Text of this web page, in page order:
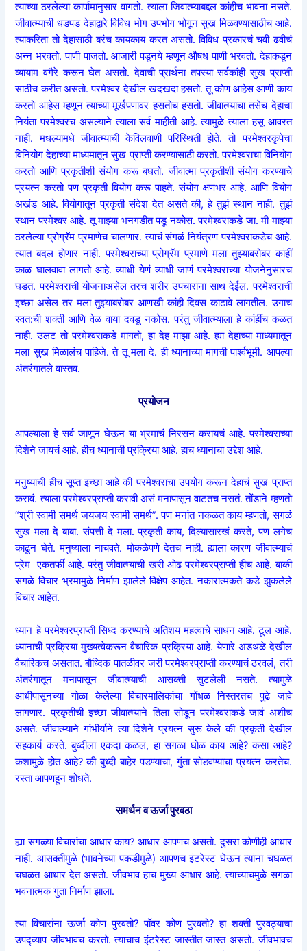
त्याच्या ठरलेल्या कार्पामानुसार वागतो. त्याला जिवात्म्याबद्दल कांहीच भावना नसते.
जीवात्म्याची धडपड देहाद्वारे विविध भोग उपभोग भोगून सुख मिळवण्यासाठीच आहे.
त्याकरिता तो देहासाठी बरंच कायकाय करत असतो. विविध प्रकारचं चवी ढवीचं
अन्न भरवतो. पाणी पाजतो. आजारी पडूनये म्हणून औषध पाणी भरवतो. देहाकडून
व्यायाम वगैरे करून घेत असतो. देवाची प्रार्थना तपस्या सर्वकांही सुख प्राप्ती
साठीच करीत असतो. परमेश्वर देखील खदखदा हसतो. तू कोण आहेस आणी काय
करतो आहेस म्हणून त्याच्या मूर्खपणावर हसतोच हसतो. जीवात्म्याचा तसेच देहाचा
नियंता परमेश्वरच असल्याने त्याला सर्व माहीती आहे. त्यामुळे त्याला हसू आवरत
नाही. मधल्यामधे जीवात्म्याची केविलवाणी परिस्थिती होते. तो परमेश्वरकृपेचा
विनियोग देहाच्या माध्यमातून सुख प्राप्ती करण्यासाठी करतो. परमेश्वराचा विनियोग
करतो आणि प्रकृतीशी संयोग करू बघतो. जीवात्मा प्रकृतीशी संयोग करण्याचे
प्रयत्न करतो पण प्रकृती वियोग करू पाहते. संयोग क्षणभर आहे. आणि वियोग
अखंड आहे. वियोगातून प्रकृती संदेश देत असते की, हे तुझं स्थान नाही. तुझं
स्थान परमेश्वर आहे. तू माझ्या भनगडीत पडू नकोस. परमेश्वराकडे जा. मी माझ्या
ठरलेल्या प्रोग्रॅम प्रमाणेच चालणार. त्याचं संगळं नियंत्रण परमेश्वराकडेच आहे.
त्यात बदल होणार नाही. परमेश्वराच्या प्रोग्रॅम प्रमाणे मला तुझ्याबरोबर कांहीं
काळ घालवावा लागतो आहे. व्याधी येणं व्याधी जाणं परमेश्वराच्या योजनेनुसारच
घडतं. परमेश्वराची योजनाअसेल तरच शरीर उपचारांना साथ देईल. परमेश्वराची
इच्छा असेल तर मला तुझ्याबरोबर आणखी कांही दिवस काढावे लागतील. उगाच
स्वत:ची शक्ती आणि वेळ वाया दवडू नकोस. परंतु जीवात्म्याला हे कांहींच कळत
नाही. उलट तो परमेश्वराकडे मागतो, हा देह माझा आहे. ह्या देहाच्या माध्यमातून
मला सुख मिळालंच पाहिजे. ते तू मला दे. ही ध्यानाच्या मागची पार्श्वभूमी. आपल्या
अंतरंगातले वास्तव.
प्रयोजन
आपल्याला हे सर्व जाणून घेऊन या भ्रमाचं निरसन करायचं आहे. परमेश्वराच्या
दिशेने जायचं आहे. हीच ध्यानाची प्रक्रिया आहे. हाच ध्यानाचा उद्देश आहे.
मनुष्याची हीच सूप्त इच्छा आहे की परमेश्वराचा उपयोग करून देहाचं सुख प्राप्त
करावं. त्याला परमेश्वरप्राप्ती करावी असं मनापासून वाटतच नसतं. तोंडाने म्हणतो
“श्री स्वामी समर्थ जयजय स्वामी समर्थ”. पण मनांत नकळत काय म्हणतो, सगळं
सुख मला दे बाबा. संपत्ती दे मला. प्रकृती काय, दिल्यासारखं करते, पण लगेच
काढून घेते. मनुष्याला नाचवते. मोकळेपणे देतच नाही. ह्याला कारण जीवात्म्याचं
प्रेम एकतर्फी आहे. परंतु जीवात्म्याची खरी ओढ परमेश्वरप्राप्ती हीच आहे. बाकी
सगळे विचार भ्रमामुळे निर्माण झालेले विक्षेप आहेत. नकारात्मकते कडे झुकलेले
विचार आहेत.
ध्यान हे परमेश्वरप्राप्ती सिध्द करण्याचे अतिशय महत्वाचे साधन आहे. टूल आहे.
ध्यानाची प्रक्रिया मुख्यत्वेकरून वैचारिक प्रक्रिया आहे. येणारे अडथळे देखील
वैचारिकच असतात. बौध्दिक पातळीवर जरी परमेश्वरप्राप्ती करण्याचं ठरवलं, तरी
अंतरंगातून मनापासून जीवात्म्याची आसक्ती सुटलेली नसते. त्यामुळे
आधीपासूनच्या गोळा केलेल्या विचारमालिकांचा गोंधळ निस्तरतच पुढे जावे
लागणार. प्रकृतीची इच्छा जीवात्म्याने तिला सोडून परमेश्वराकडे जावं अशीच
असते. जीवात्म्याने गांभीर्याने त्या दिशेने प्रयत्न सुरू केले की प्रकृती देखील
सहकार्य करते. बुध्दीला एकदा कळलं, हा सगळा घोळ काय आहे? कसा आहे?
कशामुळे होत आहे? की बुध्दी बाहेर पडण्याचा, गुंता सोडवण्याचा प्रयत्न करतेच.
रस्ता आपणहून शोधते.
समर्थन व ऊर्जा पुरवठा
ह्या सगळ्या विचारांचा आधार काय? आधार आपणच असतो. दुसरा कोणीही आधार
नाही. आसक्तीमुळे (भावनेच्या पकडीमुळे) आपणच इंटरेस्ट घेऊन त्यांना चघळत
चघळत आधार देत असतो. जीवभाव हाच मुख्य आधार आहे. त्याच्याचमुळे सगळा
भवनात्मक गुंता निर्माण झाला.
त्या विचारांना ऊर्जा कोण पुरवतो? पॉवर कोण पुरवतो? हा शक्ती पुरवठ्याचा
उपद्व्याप जीवभावच करतो. त्याचाच इंटरेस्ट जास्तीत जास्त असतो. जीवभावच